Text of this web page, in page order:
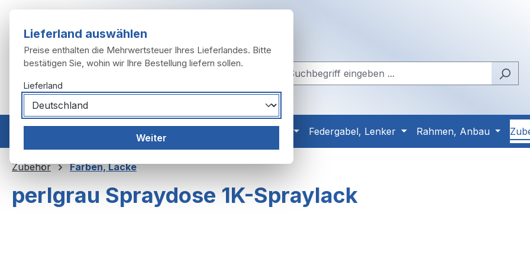
Federgabel, Lenker Rahmen, Anbau
Zubehör Farben, Lacke
perlgrau Spraydose 1K-Spraylack
Lieferland auswählen
Preise enthalten die Mehrwertsteuer Ihres Lieferlandes. Bitte
bestätigen Sie, wohin wir Ihre Bestellung liefern sollen.
Lieferland
Weiter